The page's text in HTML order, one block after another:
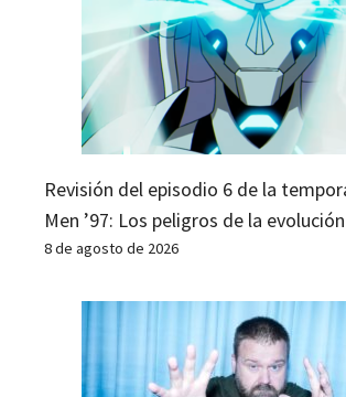
Revisión del episodio 6 de la
Men ’97: Los peligros de la evolución
8 de agosto de 2026